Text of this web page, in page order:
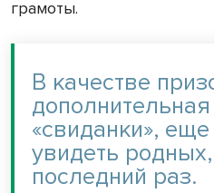
грамоты.
В качестве
«свиданки»,
увидеть
последний раз.